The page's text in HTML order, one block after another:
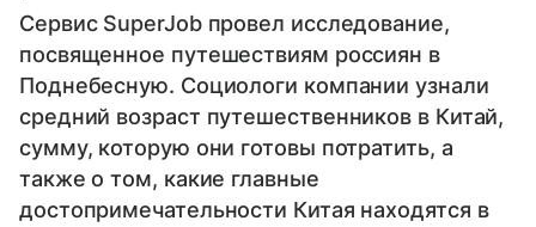
Сервис SuperJob провел исследование,
посвященное путешествиям россиян в
Поднебесную. Социологи компании узнали
средний возраст путешественников в Китай,
сумму, которую они готовы потратить, а
также о том, какие главные
достопримечательности Китая находятся в